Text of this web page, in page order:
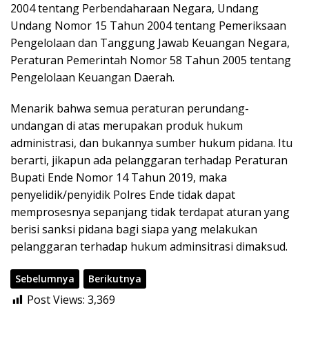
2004 tentang Perbendaharaan Negara, Undang
Undang Nomor 15 Tahun 2004 tentang Pemeriksaan
Pengelolaan dan Tanggung Jawab Keuangan Negara,
Peraturan Pemerintah Nomor 58 Tahun 2005 tentang
Pengelolaan Keuangan Daerah.
Menarik bahwa semua peraturan perundang-
undangan di atas merupakan produk hukum
administrasi, dan bukannya sumber hukum pidana. Itu
berarti, jikapun ada pelanggaran terhadap Peraturan
Bupati Ende Nomor 14 Tahun 2019, maka
penyelidik/penyidik Polres Ende tidak dapat
memprosesnya sepanjang tidak terdapat aturan yang
berisi sanksi pidana bagi siapa yang melakukan
pelanggaran terhadap hukum adminsitrasi dimaksud.
Sebelumnya Berikutnya
Post Views: 3,369